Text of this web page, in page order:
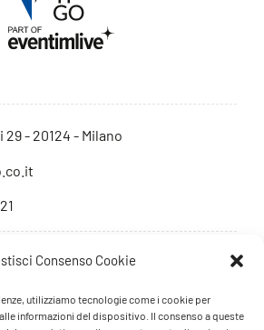
Consenso Cookie
utilizziamo tecnologie come i cookie per
informazioni del dispositivo. Il consenso a queste
29 - 20124 - Milano